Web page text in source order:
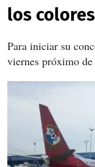
los
Para iniciar su
viernes próximo